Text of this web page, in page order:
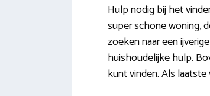
Hulp nodig bij het
super schone woning,
zoeken naar een
huishoudelijke hulp.
kunt vinden. Als